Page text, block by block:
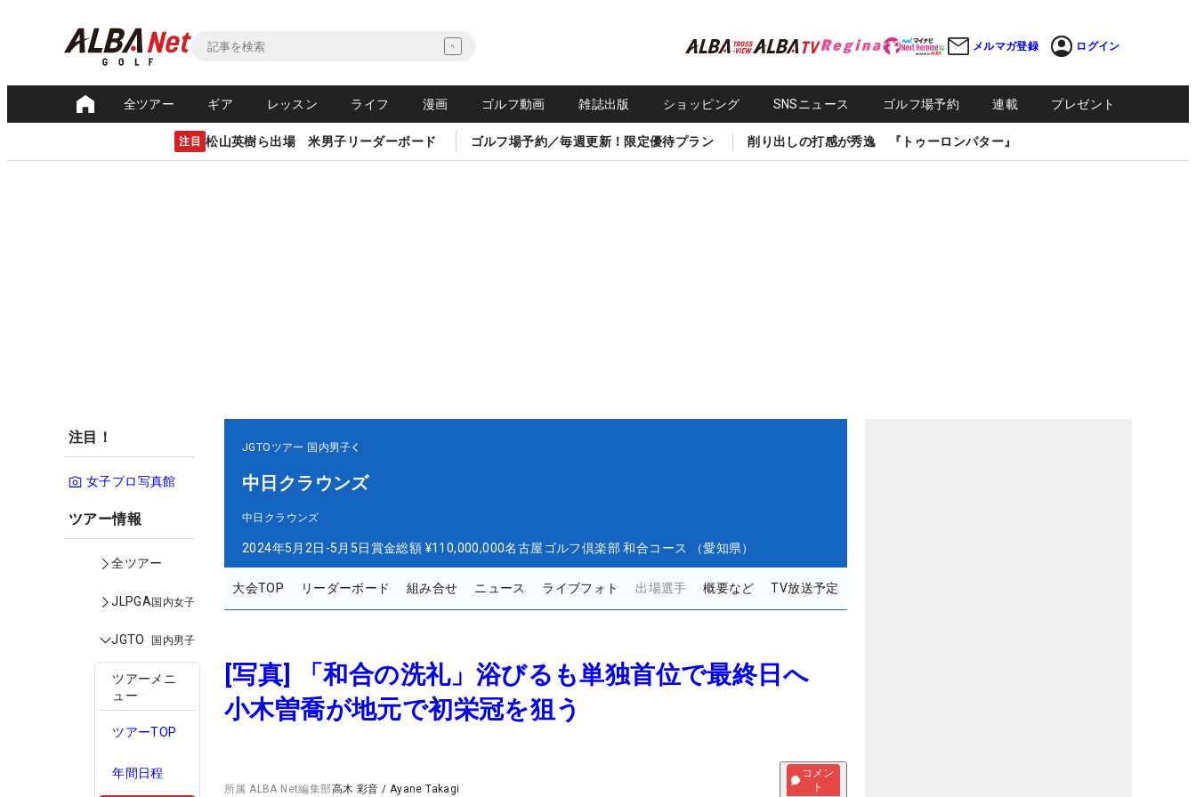
メルマガ登録 ログイン
全ツアー ギア レッスン ライフ 漫画 ゴルフ動画 雑誌出版 ショッピング SNSニュース ゴルフ場予約 連載 プレゼント
注目 松山英樹ら出場 米男子リーダーボード ゴルフ場予約／毎週更新！限定優待プラン 削り出しの打感が秀逸 『トゥーロンパター』
注目！
女子プロ写真館
ツアー情報
全ツアー
JLPGA国内女子
JGTO 国内男子
ツアーメニ
ュー
ツアーTOP
年間日程
JGTOツアー 国内男子
中日クラウンズ
中日クラウンズ
2024年5月2日-5月5日賞金総額 ¥110,000,000名古屋ゴルフ倶楽部 和合コース （愛知県）
大会TOP リーダーボード 組み合せ ニュース ライブフォト 出場選手 概要など TV放送予定
[写真] 「和合の洗礼」浴びるも単独首位で最終日へ
小木曽喬が地元で初栄冠を狙う
所属ALBA Net編集部高木 彩音 / Ayane Takagi
コメン
ト